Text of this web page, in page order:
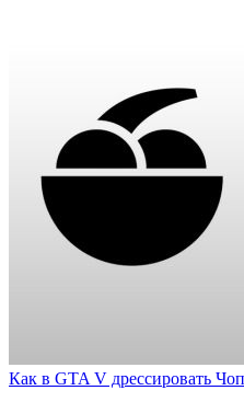
Как в GTA V дрессировать